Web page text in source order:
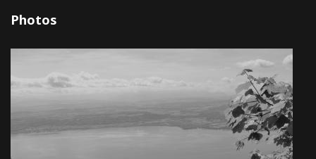
Photos